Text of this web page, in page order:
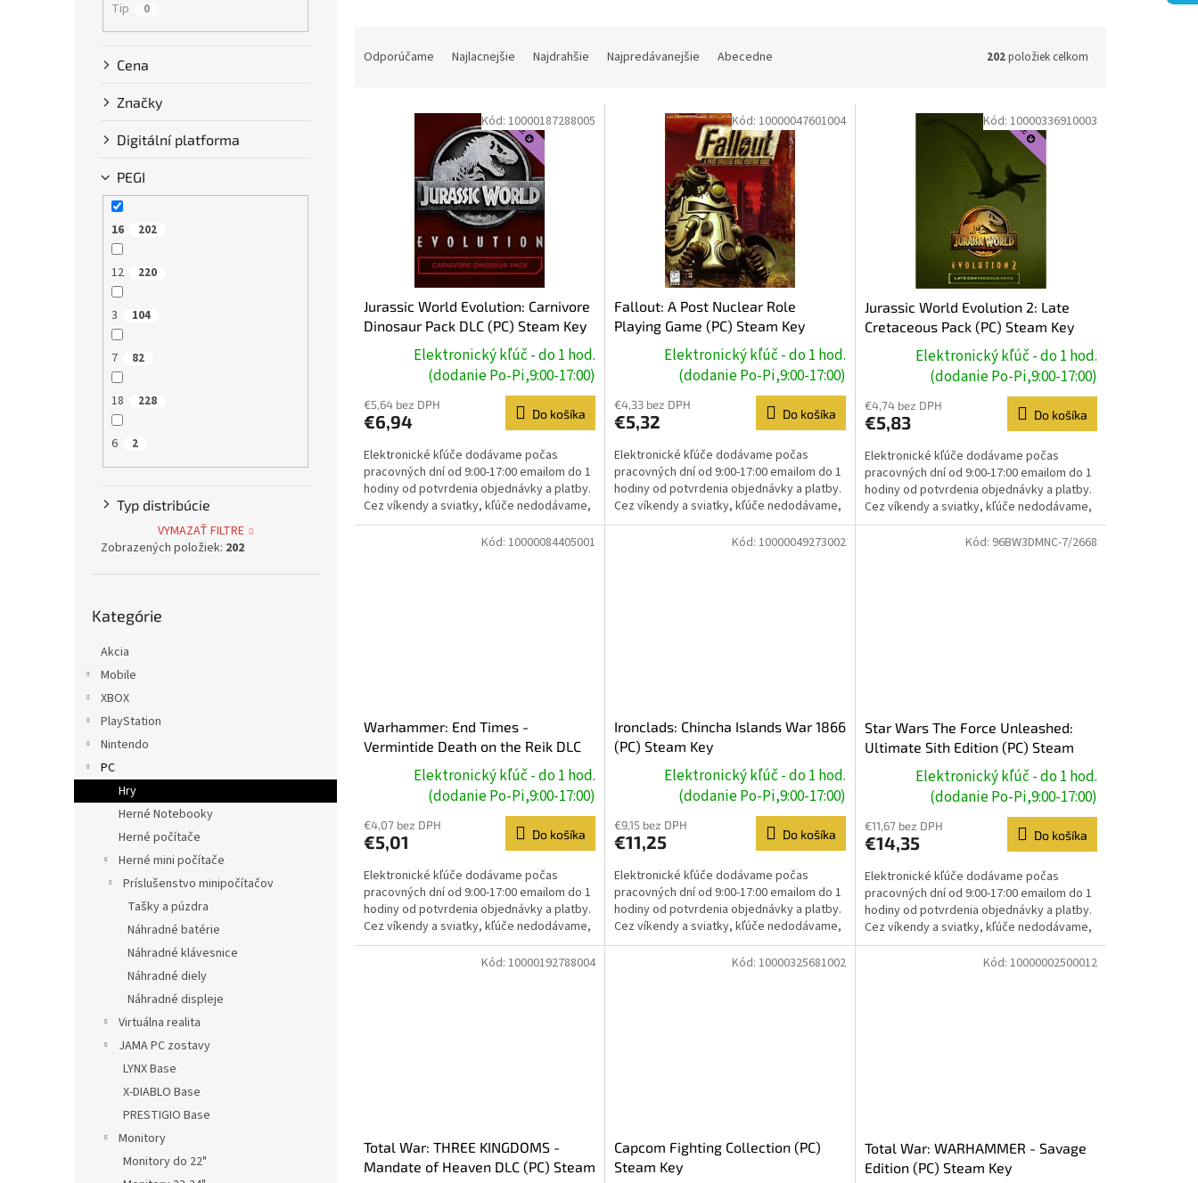
Tip 0
Cena
Značky
Digitální platforma
PEGI
16 202
12 220
3 104
7 82
18 228
6 2
Typ distribúcie
VYMAZAŤ FILTRE
Zobrazených položiek: 202
kategórie
Kategórie
Akcia
Mobile
XBOX
PlayStation
Nintendo
PC
Hry
Herné Notebooky
Herné počítače
Herné mini počítače
Príslušenstvo minipočítačov
Tašky a púzdra
Náhradné batérie
Náhradné klávesnice
Náhradné diely
Náhradné displeje
Virtuálna realita
JAMA PC zostavy
LYNX Base
X-DIABLO Base
PRESTIGIO Base
Monitory
Monitory do 22"
Odporúčame Najlacnejšie Najdrahšie Najpredávanejšie Abecedne 202položiek celkom
Jurassic World Evolution: Carnivore
Dinosaur Pack DLC (PC) Steam Key
Elektronický kľúč - do 1 hod.
(dodanie Po-Pi,9:00-17:00)
€5,64 bez DPH
€6,94 Do košíka
Elektronické kľúče dodávame počas
pracovných dní od 9:00-17:00 emailom do 1
hodiny od potvrdenia objednávky a platby.
Cez víkendy a sviatky, kľúče nedodávame,
dodanie prebehne...
Kód: 10000187288005
Fallout: A Post Nuclear Role
Playing Game (PC) Steam Key
Elektronický kľúč - do 1 hod.
(dodanie Po-Pi,9:00-17:00)
€4,33 bez DPH
€5,32 Do košíka
Elektronické kľúče dodávame počas
pracovných dní od 9:00-17:00 emailom do 1
hodiny od potvrdenia objednávky a platby.
Cez víkendy a sviatky, kľúče nedodávame,
dodanie prebehne...
Kód: 10000047601004
Jurassic World Evolution 2: Late
Cretaceous Pack (PC) Steam Key
Elektronický kľúč - do 1 hod.
(dodanie Po-Pi,9:00-17:00)
€4,74 bez DPH
€5,83 Do košíka
Elektronické kľúče dodávame počas
pracovných dní od 9:00-17:00 emailom do 1
hodiny od potvrdenia objednávky a platby.
Cez víkendy a sviatky, kľúče nedodávame,
dodanie prebehne...
Kód: 10000336910003
Warhammer: End Times -
Vermintide Death on the Reik DLC
(PC) Steam KeyElektronický kľúč - do 1 hod.
(dodanie Po-Pi,9:00-17:00)
€4,07 bez DPH
€5,01 Do košíka
Elektronické kľúče dodávame počas
pracovných dní od 9:00-17:00 emailom do 1
hodiny od potvrdenia objednávky a platby.
Cez víkendy a sviatky, kľúče nedodávame,
dodanie prebehne...
Kód: 10000084405001
Ironclads: Chincha Islands War 1866
(PC) Steam Key
Elektronický kľúč - do 1 hod.
(dodanie Po-Pi,9:00-17:00)
€9,15 bez DPH
€11,25 Do košíka
Elektronické kľúče dodávame počas
pracovných dní od 9:00-17:00 emailom do 1
hodiny od potvrdenia objednávky a platby.
Cez víkendy a sviatky, kľúče nedodávame,
dodanie prebehne...
Kód: 10000049273002
Star Wars The Force Unleashed:
Ultimate Sith Edition (PC) Steam
Elektronický kľúč - do 1 hod.
(dodanie Po-Pi,9:00-17:00)
€11,67 bez DPH
€14,35 Do košíka
Elektronické kľúče dodávame počas
pracovných dní od 9:00-17:00 emailom do 1
hodiny od potvrdenia objednávky a platby.
Cez víkendy a sviatky, kľúče nedodávame,
dodanie prebehne...
Kód: 96BW3DMNC-7/2668
Total War: THREE KINGDOMS -
Mandate of Heaven DLC (PC) Steam
Kód: 10000192788004
Capcom Fighting Collection (PC)
Steam Key
Kód: 10000325681002
Total War: WARHAMMER - Savage
Edition (PC) Steam Key
Kód: 10000002500012